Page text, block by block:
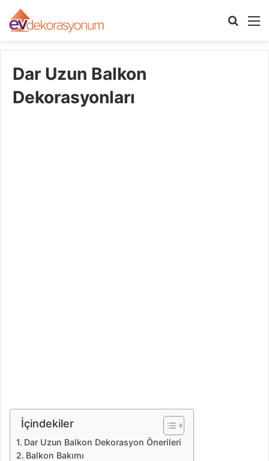
Arama
Dar Uzun Balkon
Dekorasyonları
İçindekiler
Dar Uzun Balkon Dekorasyon Önerileri
Balkon Bakımı